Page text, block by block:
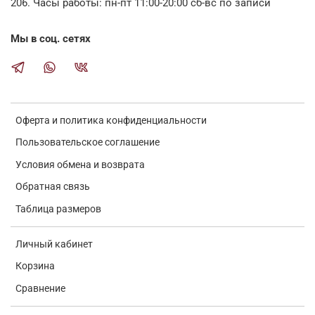
Оферта и политика конфиденциальности
Пользовательское соглашение
Условия обмена и возврата
Обратная связь
Таблица размеров
Личный кабинет
Корзина
Сравнение
206. Часы работы: пн-пт 11:00-20:00 сб-вс по записи
Мы в соц. сетях